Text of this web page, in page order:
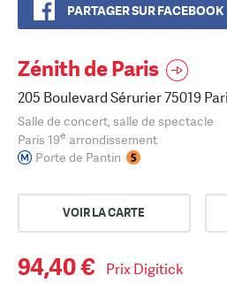
PARTAGER SUR FACEBOOK
Zénith de Paris
205 Boulevard Sérurier 75019
Salle de concert, salle de spectacle
Paris 19e arrondissement
Porte de Pantin
VOIR LA CARTE
94,40 € Prix Digitick